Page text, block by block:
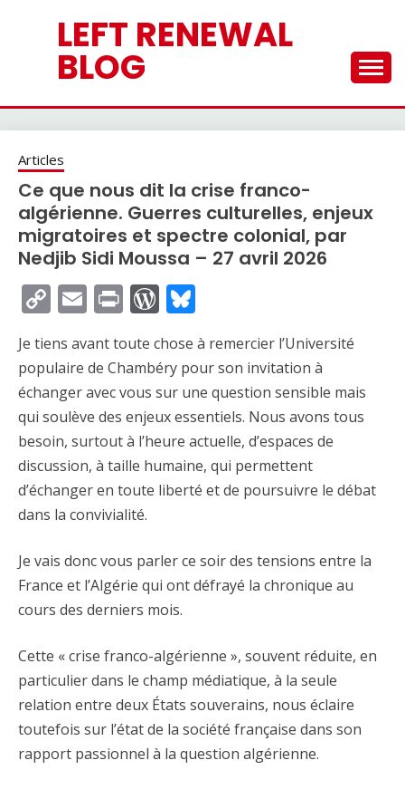
LEFT RENEWAL
BLOG
Articles
Ce que nous dit la crise franco-
algérienne. Guerres culturelles, enjeux
migratoires et spectre colonial, par
Nedjib Sidi Moussa – 27 avril 2026
CopyEmailPrintWordPress
Je tiens avant toute chose à remercier l’Université
populaire de Chambéry pour son invitation à
échanger avec vous sur une question sensible mais
qui soulève des enjeux essentiels. Nous avons tous
besoin, surtout à l’heure actuelle, d’espaces de
discussion, à taille humaine, qui permettent
d’échanger en toute liberté et de poursuivre le débat
dans la convivialité.
Je vais donc vous parler ce soir des tensions entre la
France et l’Algérie qui ont défrayé la chronique au
cours des derniers mois.
Cette « crise franco-algérienne », souvent réduite, en
particulier dans le champ médiatique, à la seule
relation entre deux États souverains, nous éclaire
toutefois sur l’état de la société française dans son
rapport passionnel à la question algérienne.